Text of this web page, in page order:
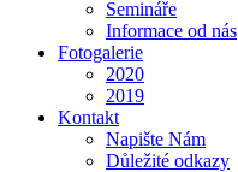
Semináře
Informace od nás
Fotogalerie
2020
2019
Kontakt
Napište Nám
Důležité odkazy